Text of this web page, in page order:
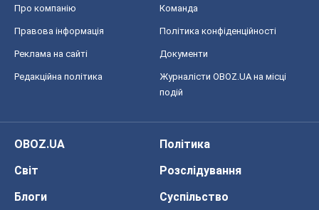
Про компанію Команда
Правова інформація Політика конфіденційності
Реклама на сайті Документи
Редакційна політика
Журналісти OBOZ.UA на місці
подій
OBOZ.UA
Політика
Світ
Розслідування
Блоги
Суспільство